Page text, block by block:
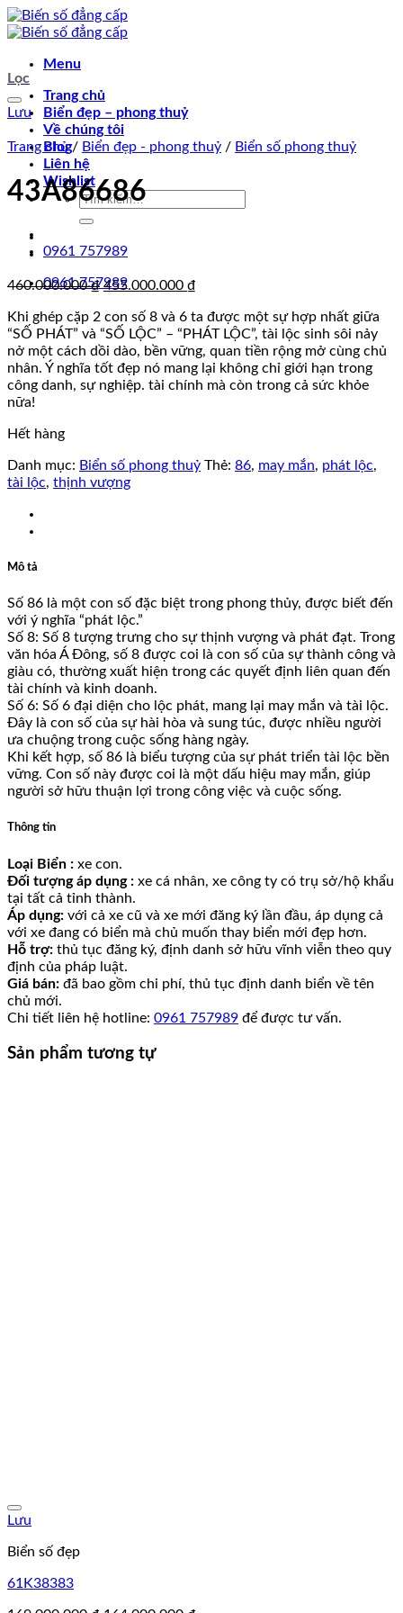
Chuyển
đến
dung
Menu
Trang chủ
Biển đẹp – phong thuỷ
Về chúng tôi
Blog
Liên hệ
Wishlist
Tìm
0961 757989
0961 757989
Lọc
Lưu
Trang chủ / Biển đẹp - phong thuỷ / Biển số phong thuỷ
43A86686
460.000.000₫ Giá
là:
460.000.000 ₫.
455.000.000 ₫
tại
là:
455.000.000 ₫.
Khi ghép cặp 2 con số 8 và 6 ta được một sự hợp nhất giữa
“SỐ PHÁT” và “SỐ LỘC” – “PHÁT LỘC”, tài lộc sinh sôi nảy
nở một cách dồi dào, bền vững, quan tiền rộng mở cùng chủ
nhân. Ý nghĩa tốt đẹp nó mang lại không chỉ giới hạn trong
công danh, sự nghiệp. tài chính mà còn trong cả sức khỏe
nữa!
Hết hàng
Danh mục: Biển số phong thuỷ Thẻ: 86, may mắn, phát lộc,
tài lộc, thịnh vượng
Mô tả
Số 86 là một con số đặc biệt trong phong thủy, được biết đến
với ý nghĩa “phát lộc.”
Số 8: Số 8 tượng trưng cho sự thịnh vượng và phát đạt. Trong
văn hóa Á Đông, số 8 được coi là con số của sự thành công và
giàu có, thường xuất hiện trong các quyết định liên quan đến
tài chính và kinh doanh.
Số 6: Số 6 đại diện cho lộc phát, mang lại may mắn và tài lộc.
Đây là con số của sự hài hòa và sung túc, được nhiều người
ưa chuộng trong cuộc sống hàng ngày.
Khi kết hợp, số 86 là biểu tượng của sự phát triển tài lộc bền
vững. Con số này được coi là một dấu hiệu may mắn, giúp
người sở hữu thuận lợi trong công việc và cuộc sống.
Thông tin
Loại Biển : xe con.
Đối tượng áp dụng : xe cá nhân, xe công ty có trụ sở/hộ khẩu
tại tất cả tỉnh thành.
Áp dụng: với cả xe cũ và xe mới đăng ký lần đầu, áp dụng cả
với xe đang có biển mà chủ muốn thay biển mới đẹp hơn.
Hỗ trợ: thủ tục đăng ký, định danh sở hữu vĩnh viễn theo quy
định của pháp luật.
Giá bán: đã bao gồm chi phí, thủ tục định danh biển về tên
chủ mới.
Chi tiết liên hệ hotline: 0961 757989 để được tư vấn.
Sản phẩm tương tự
Lưu
Biển số đẹp
61K38383